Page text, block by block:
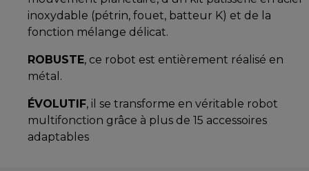
inoxydable (pétrin, fouet, batteur K) et de la
fonction mélange délicat.
ROBUSTE, ce robot est entièrement réalisé en
métal.
ÉVOLUTIF, il se transforme en véritable robot
multifonction grâce à plus de 15 accessoires
adaptables